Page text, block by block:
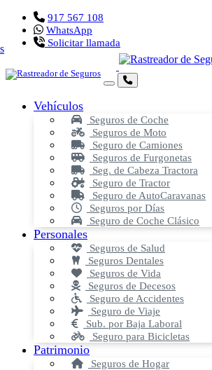
917 567 108
WhatsApp
Solicitar llamada
Vehículos
Seguros de Coche
Seguros de Moto
Seguro de Camiones
Seguros de Furgonetas
Seg. de Cabeza Tractora
Seguro de Tractor
Seguro de AutoCaravanas
Seguros por Días
Seguro de Coche Clásico
Personales
Seguros de Salud
Seguros Dentales
Seguros de Vida
Seguros de Decesos
Seguro de Accidentes
Seguro de Viaje
Sub. por Baja Laboral
Seguro para Bicicletas
Patrimonio
Seguros de Hogar